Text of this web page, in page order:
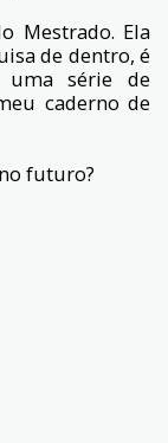
Mestrado. Ela
de dentro, é
uma série de
caderno de
futuro?